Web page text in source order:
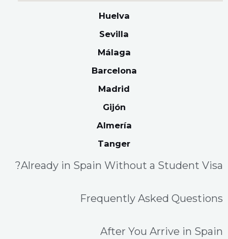
Huelva
Sevilla
Málaga
Barcelona
Madrid
Gijón
Almería
Tanger
Already in Spain Without a Student Visa?
Frequently Asked Questions
After You Arrive in Spain